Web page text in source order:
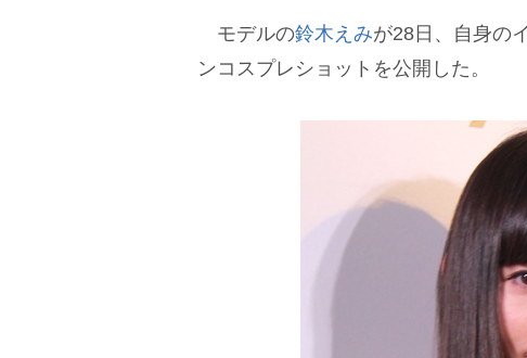
モデルの鈴木えみが28日、自身の
ンコスプレショットを公開した。